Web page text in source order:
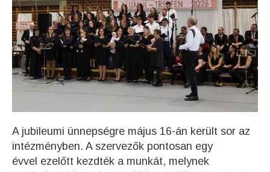
A jubileumi ünnepségre május 16-án került sor az
intézményben. A szervezők pontosan egy
évvel ezelőtt kezdték a munkát, melynek